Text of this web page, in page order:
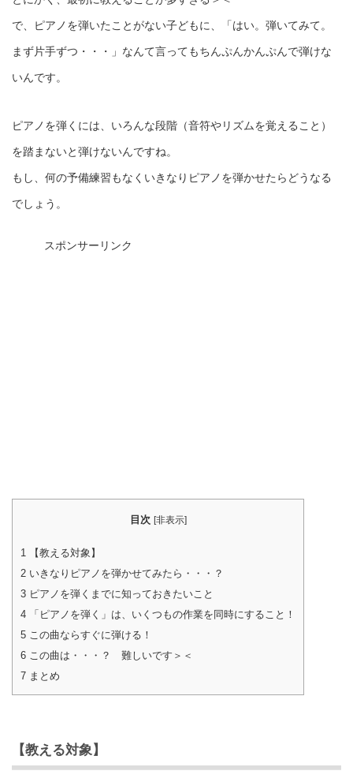
で、ピアノを弾いたことがない子どもに、「はい。弾いてみて。
まず片手ずつ・・・」なんて言ってもちんぷんかんぷんで弾けな
いんです。
ピアノを弾くには、いろんな段階（音符やリズムを覚えること）
を踏まないと弾けないんですね。
もし、何の予備練習もなくいきなりピアノを弾かせたらどうなる
でしょう。
スポンサーリンク
目次 [非表示]
1
【教える対象】
2 いきなりピアノを弾かせてみたら・・・？
3 ピアノを弾くまでに知っておきたいこと
4 「ピアノを弾く」は、いくつもの作業を同時にすること！
5 この曲ならすぐに弾ける！
6 この曲は・・・？ 難しいです＞＜
7 まとめ
【教える対象】